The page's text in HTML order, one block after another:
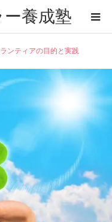
養成塾
ンティアの目的と実践